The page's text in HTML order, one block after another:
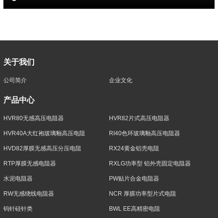
关于我们
公司简介 企业文化
产品中心
HVR80无感高压电阻器 HVR82片式高压电阻器
HVR40A大红袍玻璃釉高压电阻 RI40色环玻璃釉高压电阻器
HVD82厚膜无感高压分压电阻 RX24黄金铝壳电阻
RTP厚膜无感电阻器 RXLG功率型 铝外壳固定电阻器
水泥电阻器 PW贴片合金电阻器
RW无感绕线电阻器 NCR 厚膜功率型片式电阻
钨针硅针类 BWL EE高精密电阻